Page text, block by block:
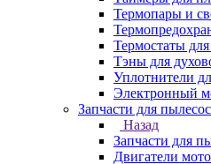
Термопары и
Термостаты
Тэны для
Уплотнители
Электронный
Запчасти для
Назад
Запчасти для
Двигатели